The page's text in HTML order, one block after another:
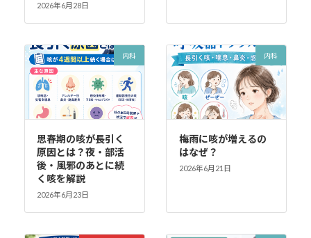
2026年6月28日
内科
思春期の咳が長引く
原因とは？夜・部活
後・風邪のあとに続
く咳を解説
2026年6月23日
内科
梅雨に咳が増えるの
はなぜ？
2026年6月21日